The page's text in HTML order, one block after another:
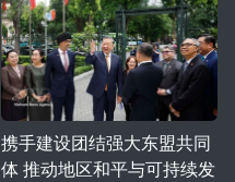
携手建设团结强大东盟共同
体 推动地区和平与可持续发